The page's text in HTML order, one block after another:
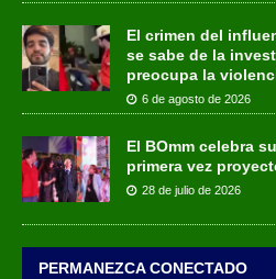
El crimen del
se sabe de la
preocupa la
6 de agosto de 2026
El BOmm celebra
primera vez
28 de julio de 2026
PERMANEZCA CONECTADO